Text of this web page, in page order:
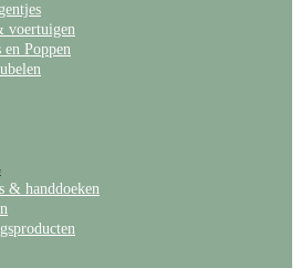
voertuigen
Poppen
& handdoeken